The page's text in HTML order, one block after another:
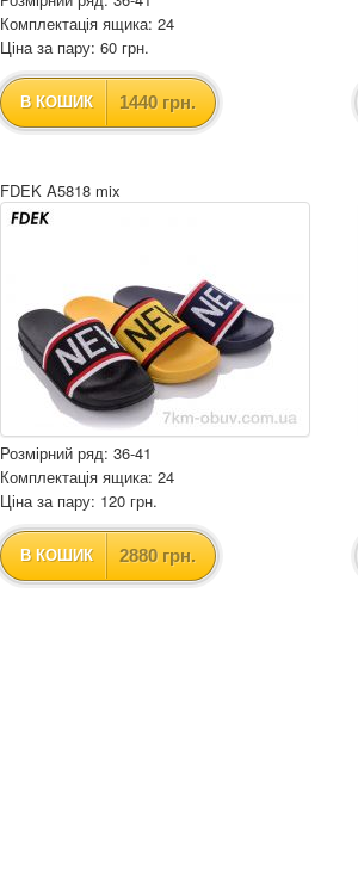
Комплектація ящика: 24
Ціна за пару: 60 грн.
В КОШИК 1440 грн.
FDEK A5818 mix
Розмірний ряд: 36-41
Комплектація ящика: 24
Ціна за пару: 120 грн.
В КОШИК 2880 грн.